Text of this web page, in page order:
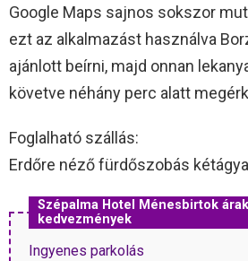
Google Maps sajnos sokszor
ezt az alkalmazást használva
ajánlott beírni, majd onnan
követve néhány perc alatt
Foglalható szállás:
Erdőre néző fürdőszobás
Szépalma Hotel Ménesbirtok
kedvezmények
Ingyenes parkolás